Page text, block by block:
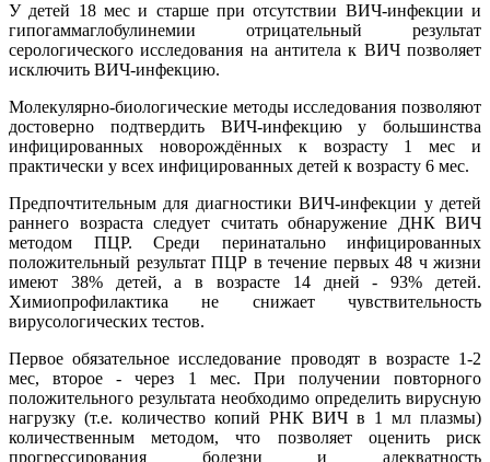
У детей 18 мес и старше при отсутствии ВИЧ-инфекции и
гипогаммаглобулинемии отрицательный результат
серологического исследования на антитела к ВИЧ позволяет
исключить ВИЧ-инфекцию.
Молекулярно-биологические методы исследования позволяют
достоверно подтвердить ВИЧ-инфекцию у большинства
инфицированных новорождённых к возрасту 1 мес и
практически у всех инфицированных детей к возрасту 6 мес.
Предпочтительным для диагностики ВИЧ-инфекции у детей
раннего возраста следует считать обнаружение ДНК ВИЧ
методом ПЦР. Среди перинатально инфицированных
положительный результат ПЦР в течение первых 48 ч жизни
имеют 38% детей, а в возрасте 14 дней - 93% детей.
Химиопрофилактика не снижает чувствительность
вирусологических тестов.
Первое обязательное исследование проводят в возрасте 1-2
мес, второе - через 1 мес. При получении повторного
положительного результата необходимо определить вирусную
нагрузку (т.е. количество копий РНК ВИЧ в 1 мл плазмы)
количественным методом, что позволяет оценить риск
прогрессирования болезни и адекватность